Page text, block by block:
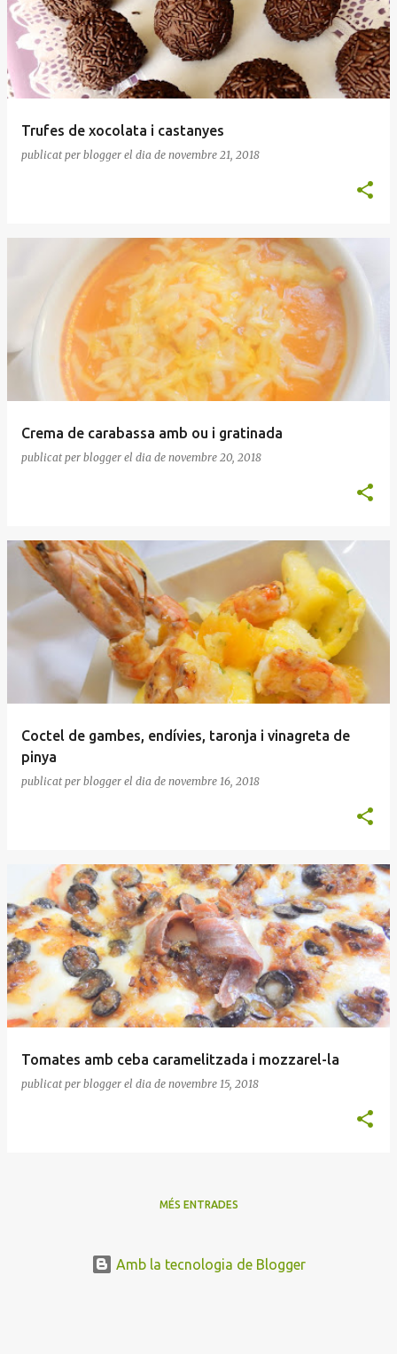
Trufes de xocolata i castanyes
publicat per blogger el dia de novembre 21, 2018
Crema de carabassa amb ou i gratinada
publicat per blogger el dia de novembre 20, 2018
Coctel de gambes, endívies, taronja i vinagreta de
pinya
publicat per blogger el dia de novembre 16, 2018
Tomates amb ceba caramelitzada i mozzarel-la
publicat per blogger el dia de novembre 15, 2018
MÉS ENTRADES
Amb la tecnologia de Blogger